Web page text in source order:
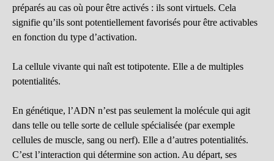
préparés au cas où pour être activés : ils sont virtuels. Cela
signifie qu’ils sont potentiellement favorisés pour être activables
en fonction du type d’activation.
La cellule vivante qui naît est totipotente. Elle a de multiples
potentialités.
En génétique, l’ADN n’est pas seulement la molécule qui agit
dans telle ou telle sorte de cellule spécialisée (par exemple
cellules de muscle, sang ou nerf). Elle a d’autres potentialités.
C’est l’interaction qui détermine son action. Au départ, ses